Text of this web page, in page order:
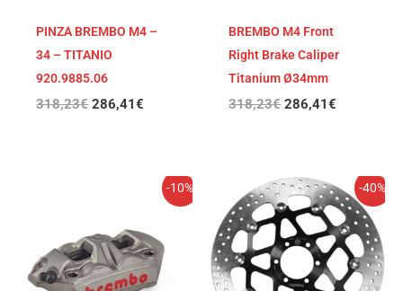
PINZA BREMBO M4 –
34 – TITANIO
920.9885.06
318,23€ 286,41€
BREMBO M4 Front
Right Brake Caliper
Titanium Ø34mm
318,23€ 286,41€
-10%
era:
318,23€.
precio
es:
286,41€.
-40%
El
precio
original
era:
411,44€.
El
precio
actual
es:
246,86€.